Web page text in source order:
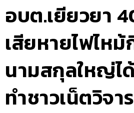
อบต.เยียวยา
เสียหายไฟไห
นามสกุลใหญ่ไ
ทำชาวเน็ตวิจ